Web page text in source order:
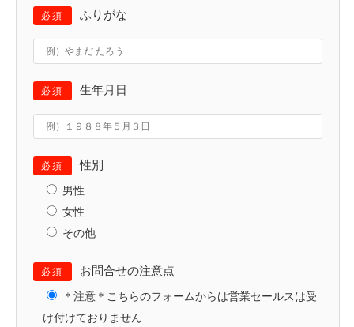
必須 ふりがな
必須 生年月日
必須 性別
男性
女性
その他
必須 お問合せの注意点
＊注意＊こちらのフォームからは営業セールスは受
け付けておりません